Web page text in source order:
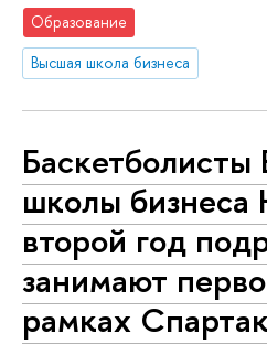
Образование
Высшая школа бизнеса
школы
второй год
занимают
рамках